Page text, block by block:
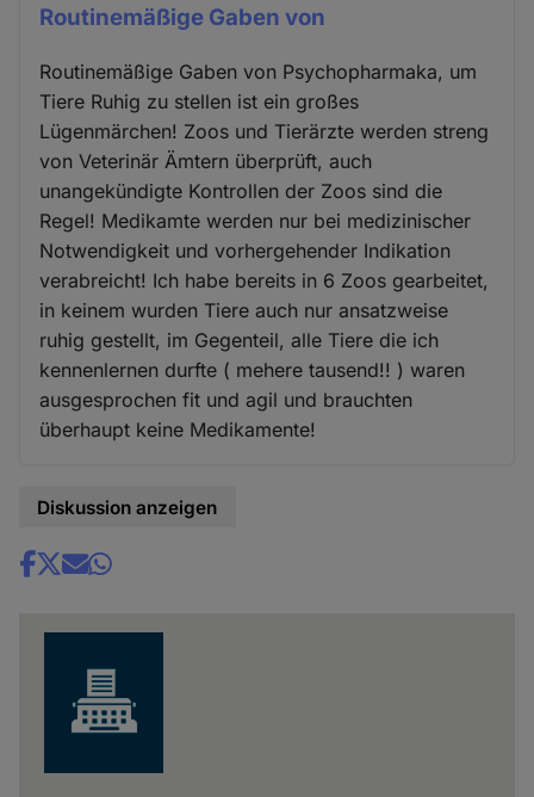
Routinemäßige Gaben von
Routinemäßige Gaben von Psychopharmaka, um
Tiere Ruhig zu stellen ist ein großes
Lügenmärchen! Zoos und Tierärzte werden streng
von Veterinär Ämtern überprüft, auch
unangekündigte Kontrollen der Zoos sind die
Regel! Medikamte werden nur bei medizinischer
Notwendigkeit und vorhergehender Indikation
verabreicht! Ich habe bereits in 6 Zoos gearbeitet,
in keinem wurden Tiere auch nur ansatzweise
ruhig gestellt, im Gegenteil, alle Tiere die ich
kennenlernen durfte ( mehere tausend!! ) waren
ausgesprochen fit und agil und brauchten
überhaupt keine Medikamente!
Diskussion anzeigen
Share